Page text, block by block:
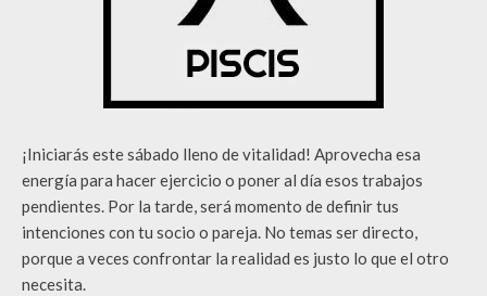
¡Iniciarás este sábado lleno de vitalidad! Aprovecha esa
energía para hacer ejercicio o poner al día esos trabajos
pendientes. Por la tarde, será momento de definir tus
intenciones con tu socio o pareja. No temas ser directo,
porque a veces confrontar la realidad es justo lo que el otro
necesita.